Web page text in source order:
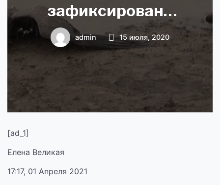
зафиксирована
массовая гибель
птиц
admin 15 июля, 2020
[ad_1]
Елена Великая
17:17, 01 Апреля 2021